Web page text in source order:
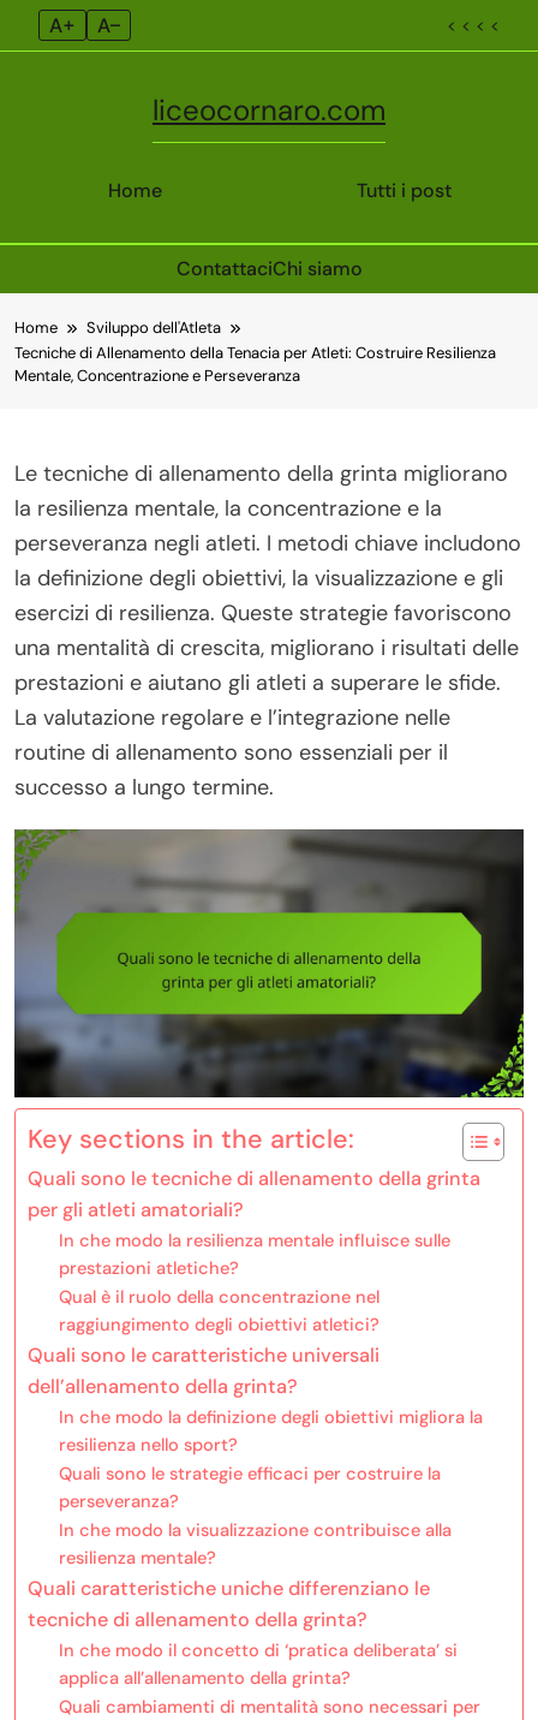
A+ A– < < < <
Home
liceocornaro.com
Tutti i post
ContattaciChi siamo
to
content
Home
Sviluppo dell'Atleta
Tecniche di Allenamento della Tenacia per Atleti: Costruire Resilienza
Mentale, Concentrazione e Perseveranza
Le tecniche di allenamento della grinta migliorano
la resilienza mentale, la concentrazione e la
perseveranza negli atleti. I metodi chiave includono
la definizione degli obiettivi, la visualizzazione e gli
esercizi di resilienza. Queste strategie favoriscono
una mentalità di crescita, migliorano i risultati delle
prestazioni e aiutano gli atleti a superare le sfide.
La valutazione regolare e l’integrazione nelle
routine di allenamento sono essenziali per il
successo a lungo termine.
Key sections in the article:
Quali sono le tecniche di allenamento della grinta
per gli atleti amatoriali?
In che modo la resilienza mentale influisce sulle
prestazioni atletiche?
Qual è il ruolo della concentrazione nel
raggiungimento degli obiettivi atletici?
Quali sono le caratteristiche universali
dell’allenamento della grinta?
In che modo la definizione degli obiettivi migliora la
resilienza nello sport?
Quali sono le strategie efficaci per costruire la
perseveranza?
In che modo la visualizzazione contribuisce alla
resilienza mentale?
Quali caratteristiche uniche differenziano le
tecniche di allenamento della grinta?
In che modo il concetto di ‘pratica deliberata’ si
applica all’allenamento della grinta?
Quali cambiamenti di mentalità sono necessari per